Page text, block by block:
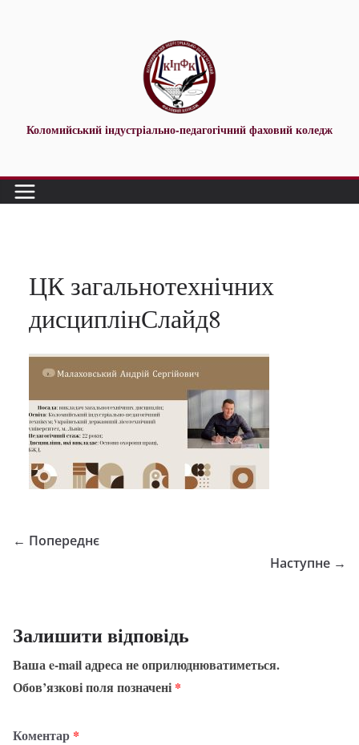
Коломийський індустріально-педагогічний фаховий коледж
ЦК загальнотехнічних
дисциплінСлайд8
← Попереднє
Наступне →
Залишити відповідь
Ваша e-mail адреса не оприлюднюватиметься.
Обов’язкові поля позначені *
Коментар *